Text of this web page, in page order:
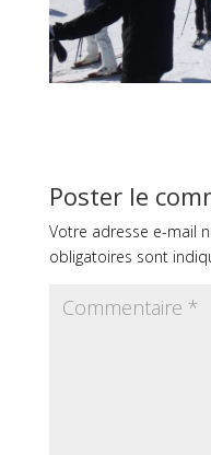
Poster le
Votre adresse e-mail
obligatoires sont